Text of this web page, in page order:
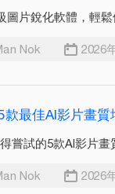
圖片銳化軟體，輕
Nok 2026
最佳AI影片畫質
嘗試的5款AI影片
Nok 2026